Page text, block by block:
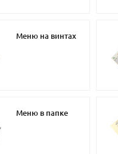
Меню на винтах
Меню в папке